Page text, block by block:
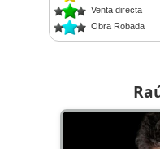
Venta directa
Obra Robada